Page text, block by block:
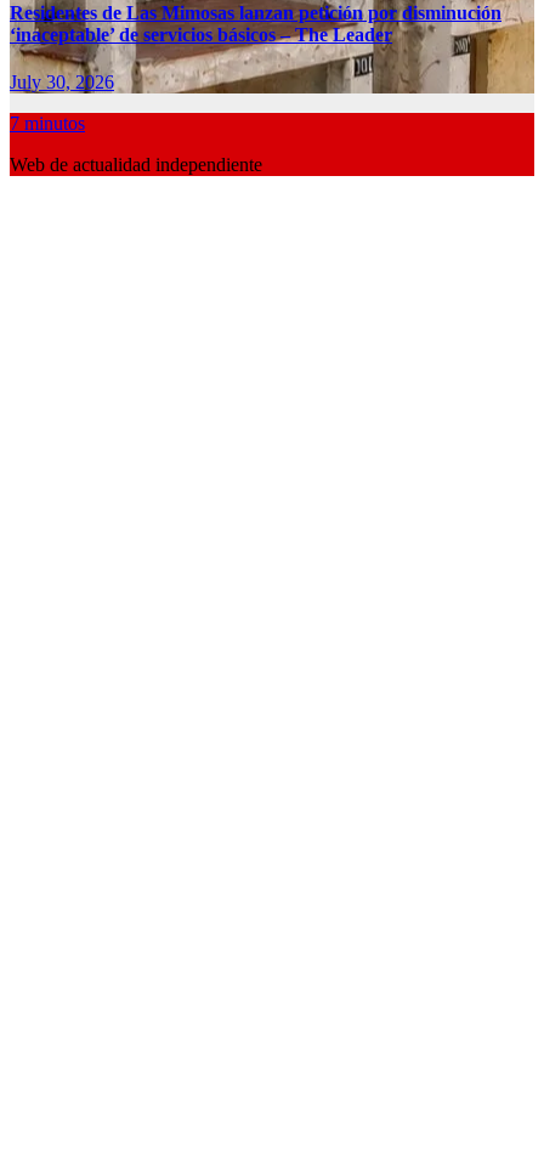
Residentes de Las Mimosas lanzan petición por disminución
‘inaceptable’ de servicios básicos – The Leader
July 30, 2026
7 minutos
Web de actualidad independiente